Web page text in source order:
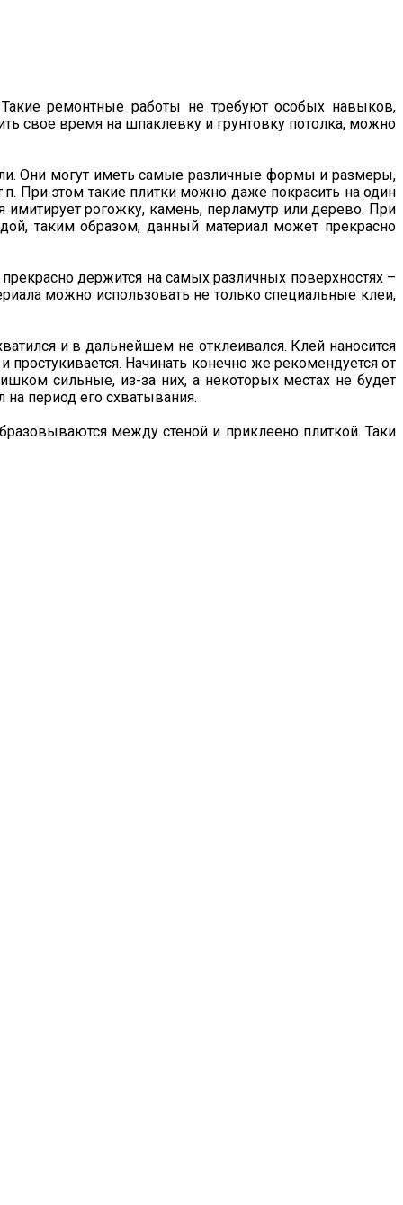
ремонтные работы не требуют особых навыков,
свое время на шпаклевку и грунтовку потолка, можно
Они могут иметь самые различные формы и размеры,
При этом такие плитки можно даже покрасить на один
рогожку, камень, перламутр или дерево. При
таким образом, данный материал может прекрасно
держится на самых различных поверхностях –
можно использовать не только специальные клеи,
и в дальнейшем не отклеивался. Клей наносится
Начинать конечно же рекомендуется от
сильные, из-за них, а некоторых местах не будет
период его схватывания.
между стеной и приклеено плиткой. Таки